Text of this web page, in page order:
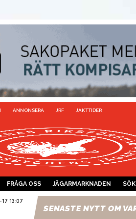
ANNONSERA JRF JAKTTIDER
FRÅGA OSS JÄGARMARKNADEN SÖK
13:07
SENASTE NYTT OM